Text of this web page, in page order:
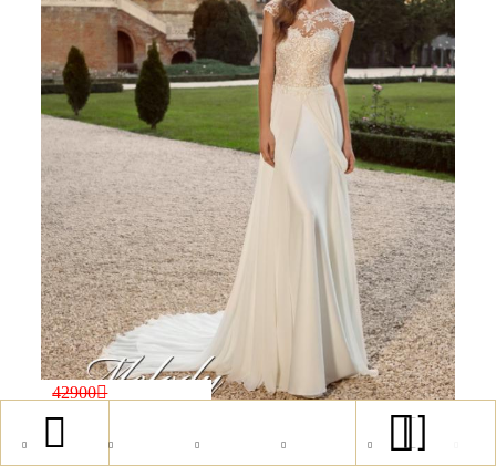
42900
Melody от Armonia